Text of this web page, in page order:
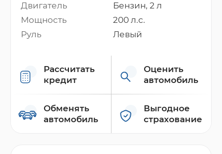
Двигатель
Бензин, 2 л
Мощность
200 л.с.
Руль
Левый
Рассчитать
кредит
Оценить
автомобиль
Обменять
автомобиль
Выгодное
страхование